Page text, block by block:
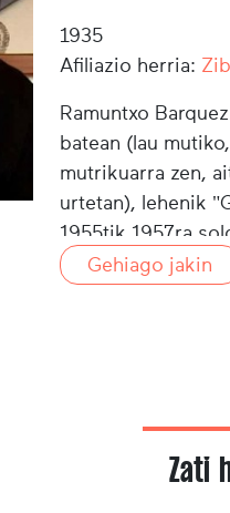
1935
Afiliazio herria:
Ramuntxo
batean (lau
mutrikuarra zen,
urtetan), lehenik
1955tik 1957ra
barkuan, erretreta
Gehiago jakin
Zati